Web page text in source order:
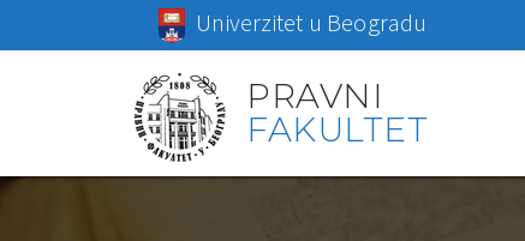
Univerzitet u Beogradu
PRAVNI
FAKULTET